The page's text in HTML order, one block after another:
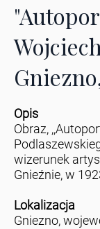
Opis
Obraz,
wizerunek
Gnieźnie, w
Lokalizacja
Gniezno,